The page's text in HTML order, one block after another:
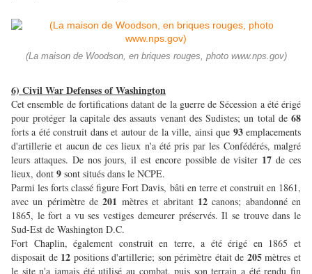
(La maison de Woodson, en briques rouges, photo www.nps.gov)
6) Civil War Defenses of Washington
Cet ensemble de fortifications datant de la guerre de Sécession a été érigé
pour protéger la capitale des assauts venant des Sudistes; un total de 68
forts a été construit dans et autour de la ville, ainsi que 93emplacements
d'artillerie et aucun de ces lieux n'a été pris par les Confédérés, malgré
leurs attaques. De nos jours, il est encore possible de visiter 17de ces
lieux, dont 9 sont situés dans le NCPE.
Parmi les forts classé figure Fort Davis, bâti en terre et construit en 1861,
avec un périmètre de201 mètres et abritant 12canons; abandonné en
1865, le fort a vu ses vestiges demeurer préservés. Il se trouve dans le
Sud-Est de Washington D.C.
Fort Chaplin, également construit en terre, a été érigé en 1865 et
disposait de 12 positions d'artillerie; son périmètre était de 205mètres et
le site n'a jamais été utilisé au combat, puis son terrain a été rendu fin